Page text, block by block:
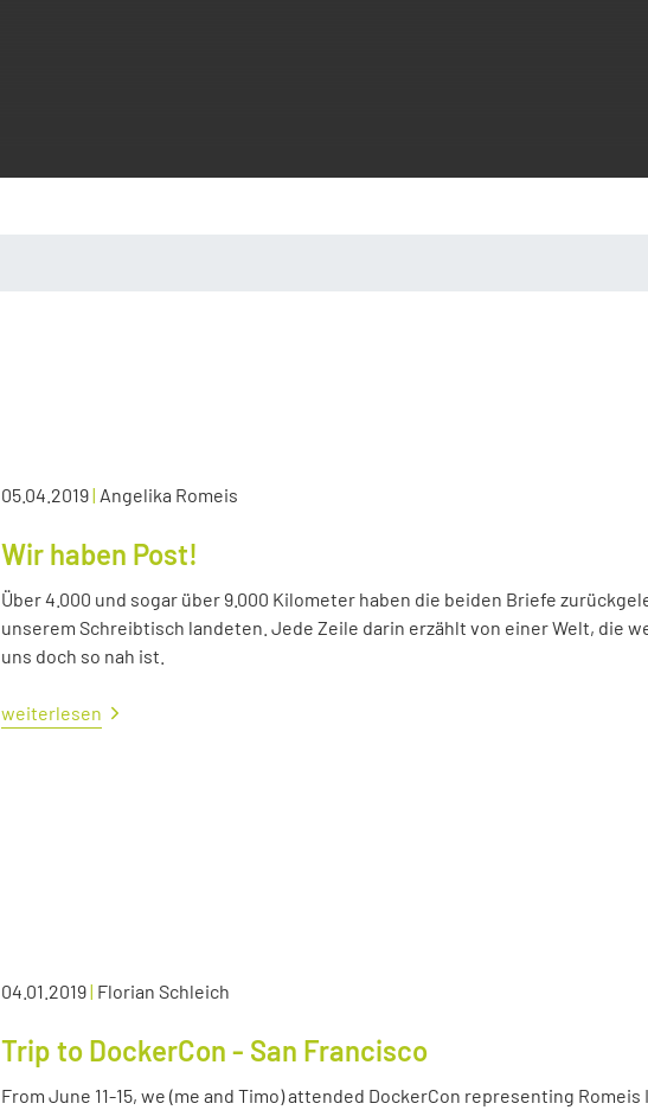
05.04.2019| Angelika Romeis
Wir haben Post!
Über 4.000 und sogar über 9.000 Kilometer haben die beiden Briefe
unserem Schreibtisch landeten. Jede Zeile darin erzählt von einer Welt, die
uns doch so nah ist.
weiterlesen
04.01.2019| Florian Schleich
Trip to DockerCon - San Francisco
From June 11-15, we (me and Timo) attended DockerCon representing